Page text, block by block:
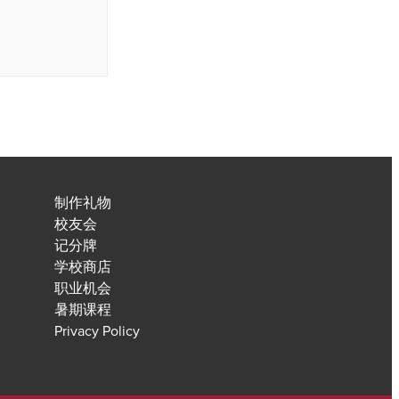
制作礼物
校友会
记分牌
学校商店
职业机会
暑期课程
Privacy Policy